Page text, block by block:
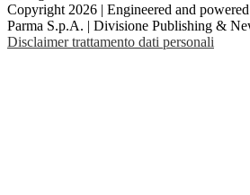
Copyright 2026 | Engineered and
Parma S.p.A. | Divisione Publishing &
Disclaimer trattamento dati personali